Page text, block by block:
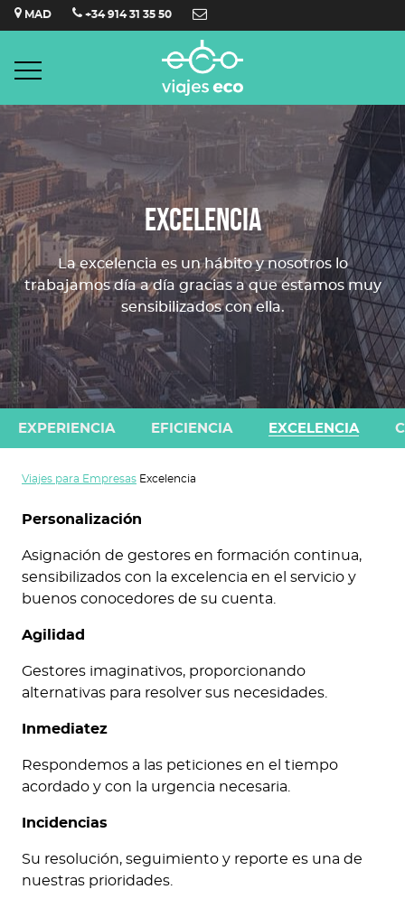
Saltar
al
MAD +34 914 31 35 50
EXCELENCIA
La excelencia es un hábito y nosotros lo
trabajamos día a día gracias a que estamos muy
sensibilizados con ella.
EXPERIENCIA EFICIENCIA EXCELENCIA
Viajes para Empresas Excelencia
Personalización
Asignación de gestores en formación continua,
sensibilizados con la excelencia en el servicio y
buenos conocedores de su cuenta.
Agilidad
Gestores imaginativos, proporcionando
alternativas para resolver sus necesidades.
Inmediatez
Respondemos a las peticiones en el tiempo
acordado y con la urgencia necesaria.
Incidencias
Su resolución, seguimiento y reporte es una de
nuestras prioridades.